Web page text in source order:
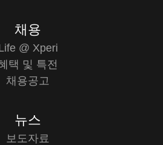
채용
@ Xperi
택 및 특전
채용공고
뉴스
보도자료